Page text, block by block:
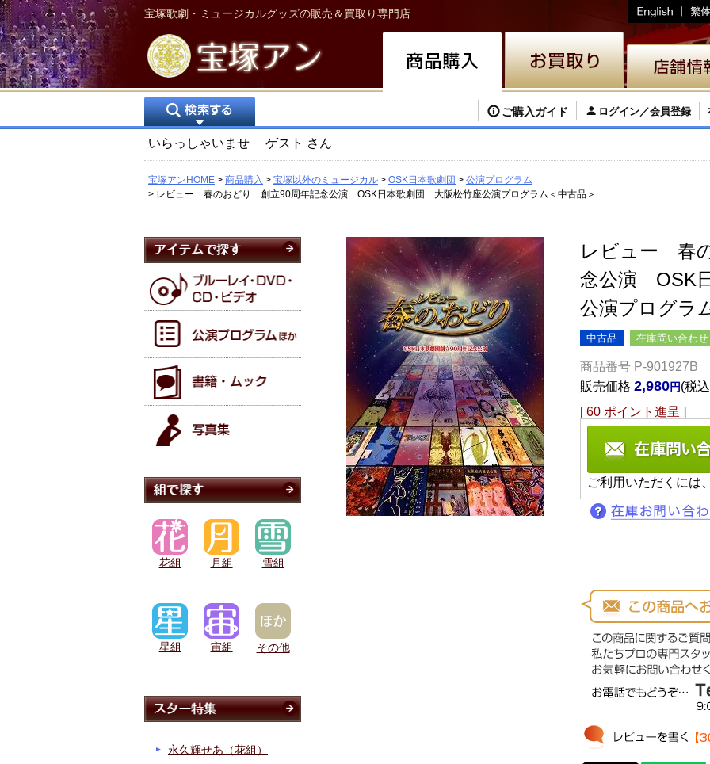
宝塚歌劇・ミュージカルグッズの販売＆買取り専門店
ご購入ガイド ログイン／会員登録
いらっしゃいませ ゲスト さん
宝塚アンHOME 商品購入 宝塚以外のミュージカル OSK日本歌劇団
公演プログラム
レビュー 春のおどり 創立90周年記念公演 OSK日本歌劇団 大阪松竹座公演プログラム＜中古品＞
レビュー 春
念公演 OSK
公演プログラ
中古品 在庫問い合わせ
商品番号 P-901927B
販売価格 2,980
税込
[ 60 ポイント進呈 ]
ご利用いただくには
花組 月組 雪組
星組 宙組 その他
永久輝せあ（花組）